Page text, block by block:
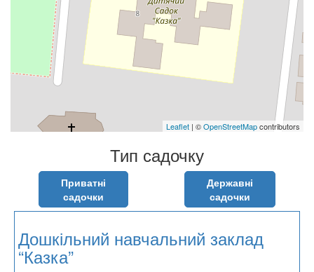
Leaflet | ©OpenStreetMapcontributors
Тип садочку
Приватні
садочки
Державні
садочки
Дошкільний навчальний заклад
“Казка”